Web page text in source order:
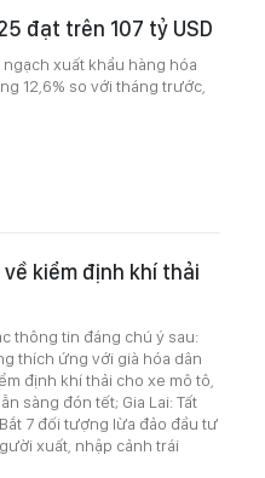
đạt trên 107 tỷ USD
xuất khẩu hàng hóa
12,6% so với tháng trước,
kiểm định khí thải
thông tin đáng chú ý sau:
thích ứng với già hóa dân
định khí thải cho xe mô tô,
sàng đón tết; Gia Lai: Tất
7 đối tượng lừa đảo đầu tư
xuất, nhập cảnh trái